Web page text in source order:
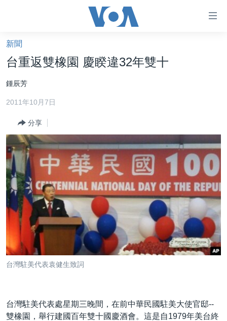
礙
鏈
接
跳
轉
容
跳
轉
到
導
跳
到
檢
索
港澳
台灣
美中關係
海外港人
新聞自由
揭謊頻道
美國
中國
國際
經貿
VOA 60秒 (國際)
時事經緯
國語
新聞
台重返雙橡園 慶睽違32年雙十
鍾辰芳
2011年10月7日
分享
台灣駐美代表袁健生致詞
台灣駐美代表處星期三晚間，在前中華民國駐美大使官邸--
雙橡園，舉行建國百年雙十國慶酒會。這是自1979年美台終